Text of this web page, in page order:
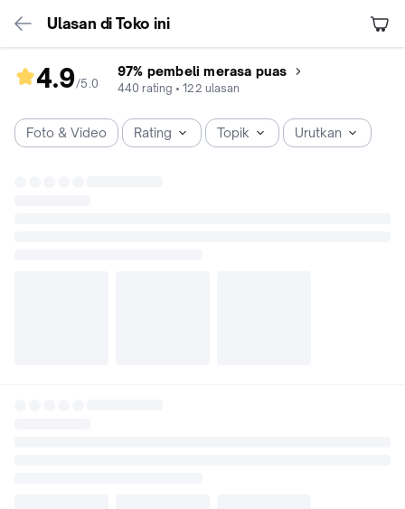
Ulasan di Toko ini
4.9/5.0
rating
4.9
dari
97% pembeli merasa puas
440 rating • 122 ulasan
Foto & Video Rating Topik Urutkan